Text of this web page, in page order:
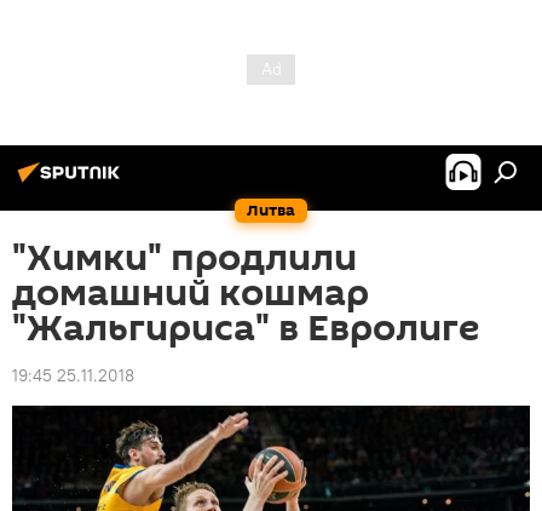
Литва
"Химки" продлили
домашний кошмар
"Жальгириса" в Евролиге
19:45 25.11.2018